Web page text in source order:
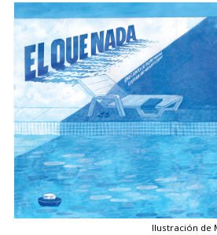
Ilustración de